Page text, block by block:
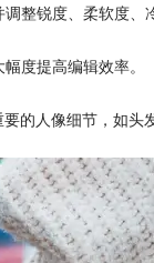
整锐度、柔软度、
度提高编辑效率。
的人像细节，如头